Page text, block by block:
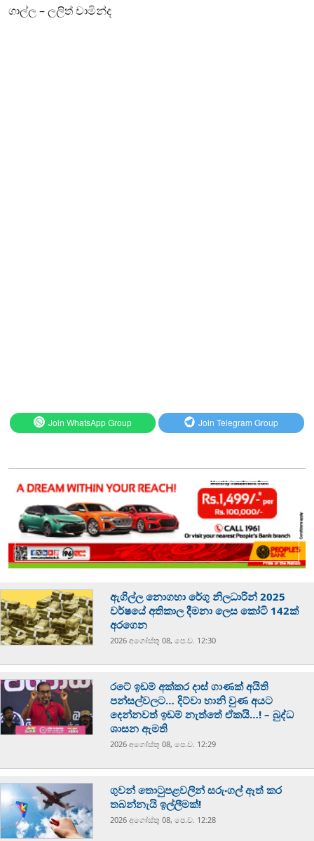
ගාල්ල – ලලිත් චාමින්ද
Join WhatsApp Group Join Telegram Group
ඇගිල්ල නොගහා රේගු නිලධාරින් 2025
වර්ෂයේ අතිකාල දීමනා ලෙස කෝටි 142ක්
අරගෙන
2026 අගෝස්‍තු 08, පෙ.ව. 12:30
රටේ ඉඩම් අක්කර දාස් ගාණක් අයිති
පන්සල්වලට… දිට්වා හානි වුණ අයට
දෙන්නවත් ඉඩම් නැත්තේ ඒකයි…! – බුද්ධ
ශාසන ඇමති
2026 අගෝස්‍තු 08, පෙ.ව. 12:29
ගුවන් තොටුපළවලින් සරුංගල් ඈත් කර
තබන්නැයි ඉල්ලීමක්!
2026 අගෝස්‍තු 08, පෙ.ව. 12:28